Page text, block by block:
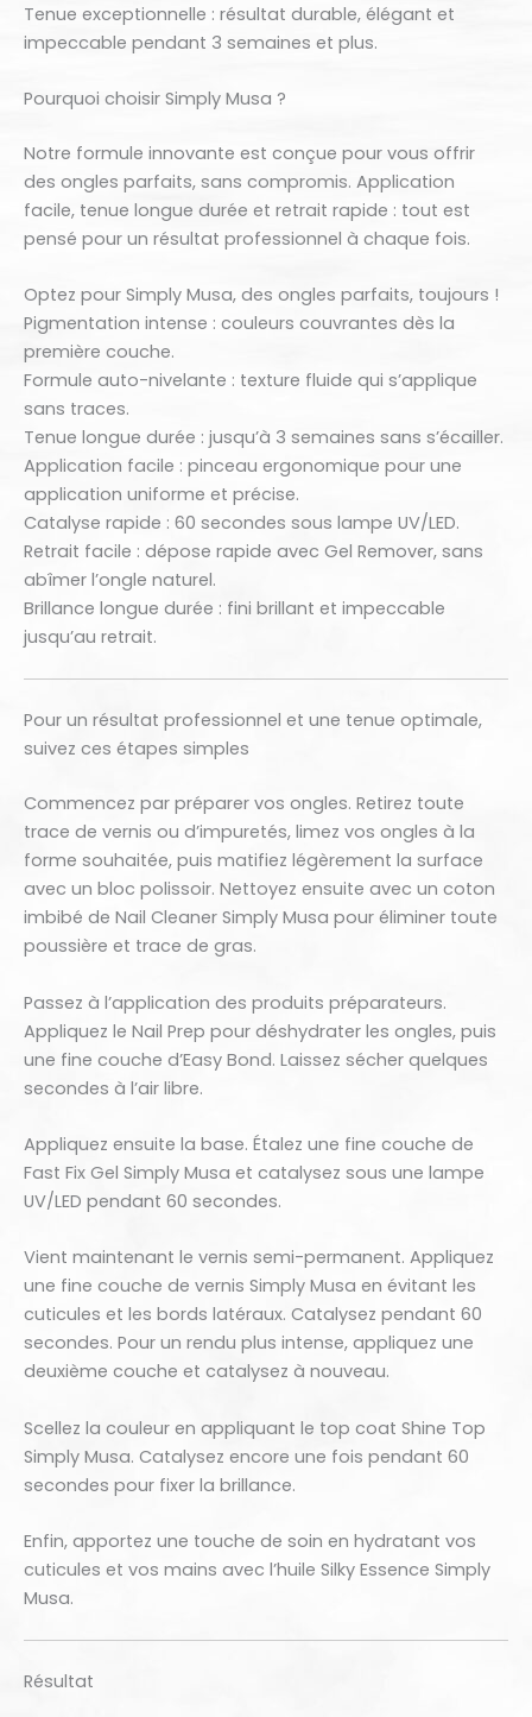
Tenue exceptionnelle : résultat durable, élégant et
impeccable pendant 3 semaines et plus.
Pourquoi choisir Simply Musa ?
Notre formule innovante est conçue pour vous offrir
des ongles parfaits, sans compromis. Application
facile, tenue longue durée et retrait rapide : tout est
pensé pour un résultat professionnel à chaque fois.
Optez pour Simply Musa, des ongles parfaits, toujours !
Pigmentation intense : couleurs couvrantes dès la
première couche.
Formule auto-nivelante : texture fluide qui s’applique
sans traces.
Tenue longue durée : jusqu’à 3 semaines sans s’écailler.
Application facile : pinceau ergonomique pour une
application uniforme et précise.
Catalyse rapide : 60 secondes sous lampe UV/LED.
Retrait facile : dépose rapide avec Gel Remover, sans
abîmer l’ongle naturel.
Brillance longue durée : fini brillant et impeccable
jusqu’au retrait.
Pour un résultat professionnel et une tenue optimale,
suivez ces étapes simples
Commencez par préparer vos ongles. Retirez toute
trace de vernis ou d’impuretés, limez vos ongles à la
forme souhaitée, puis matifiez légèrement la surface
avec un bloc polissoir. Nettoyez ensuite avec un coton
imbibé de Nail Cleaner Simply Musa pour éliminer toute
poussière et trace de gras.
Passez à l’application des produits préparateurs.
Appliquez le Nail Prep pour déshydrater les ongles, puis
une fine couche d’Easy Bond. Laissez sécher quelques
secondes à l’air libre.
Appliquez ensuite la base. Étalez une fine couche de
Fast Fix Gel Simply Musa et catalysez sous une lampe
UV/LED pendant 60 secondes.
Vient maintenant le vernis semi-permanent. Appliquez
une fine couche de vernis Simply Musa en évitant les
cuticules et les bords latéraux. Catalysez pendant 60
secondes. Pour un rendu plus intense, appliquez une
deuxième couche et catalysez à nouveau.
Scellez la couleur en appliquant le top coat Shine Top
Simply Musa. Catalysez encore une fois pendant 60
secondes pour fixer la brillance.
Enfin, apportez une touche de soin en hydratant vos
cuticules et vos mains avec l’huile Silky Essence Simply
Musa.
Résultat